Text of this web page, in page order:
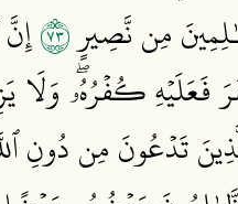
مِن نَّصِيرٍ٣٧
كُفۡرُهُۥۖ وَلَا
تَدۡعُونَ مِن دُونِ